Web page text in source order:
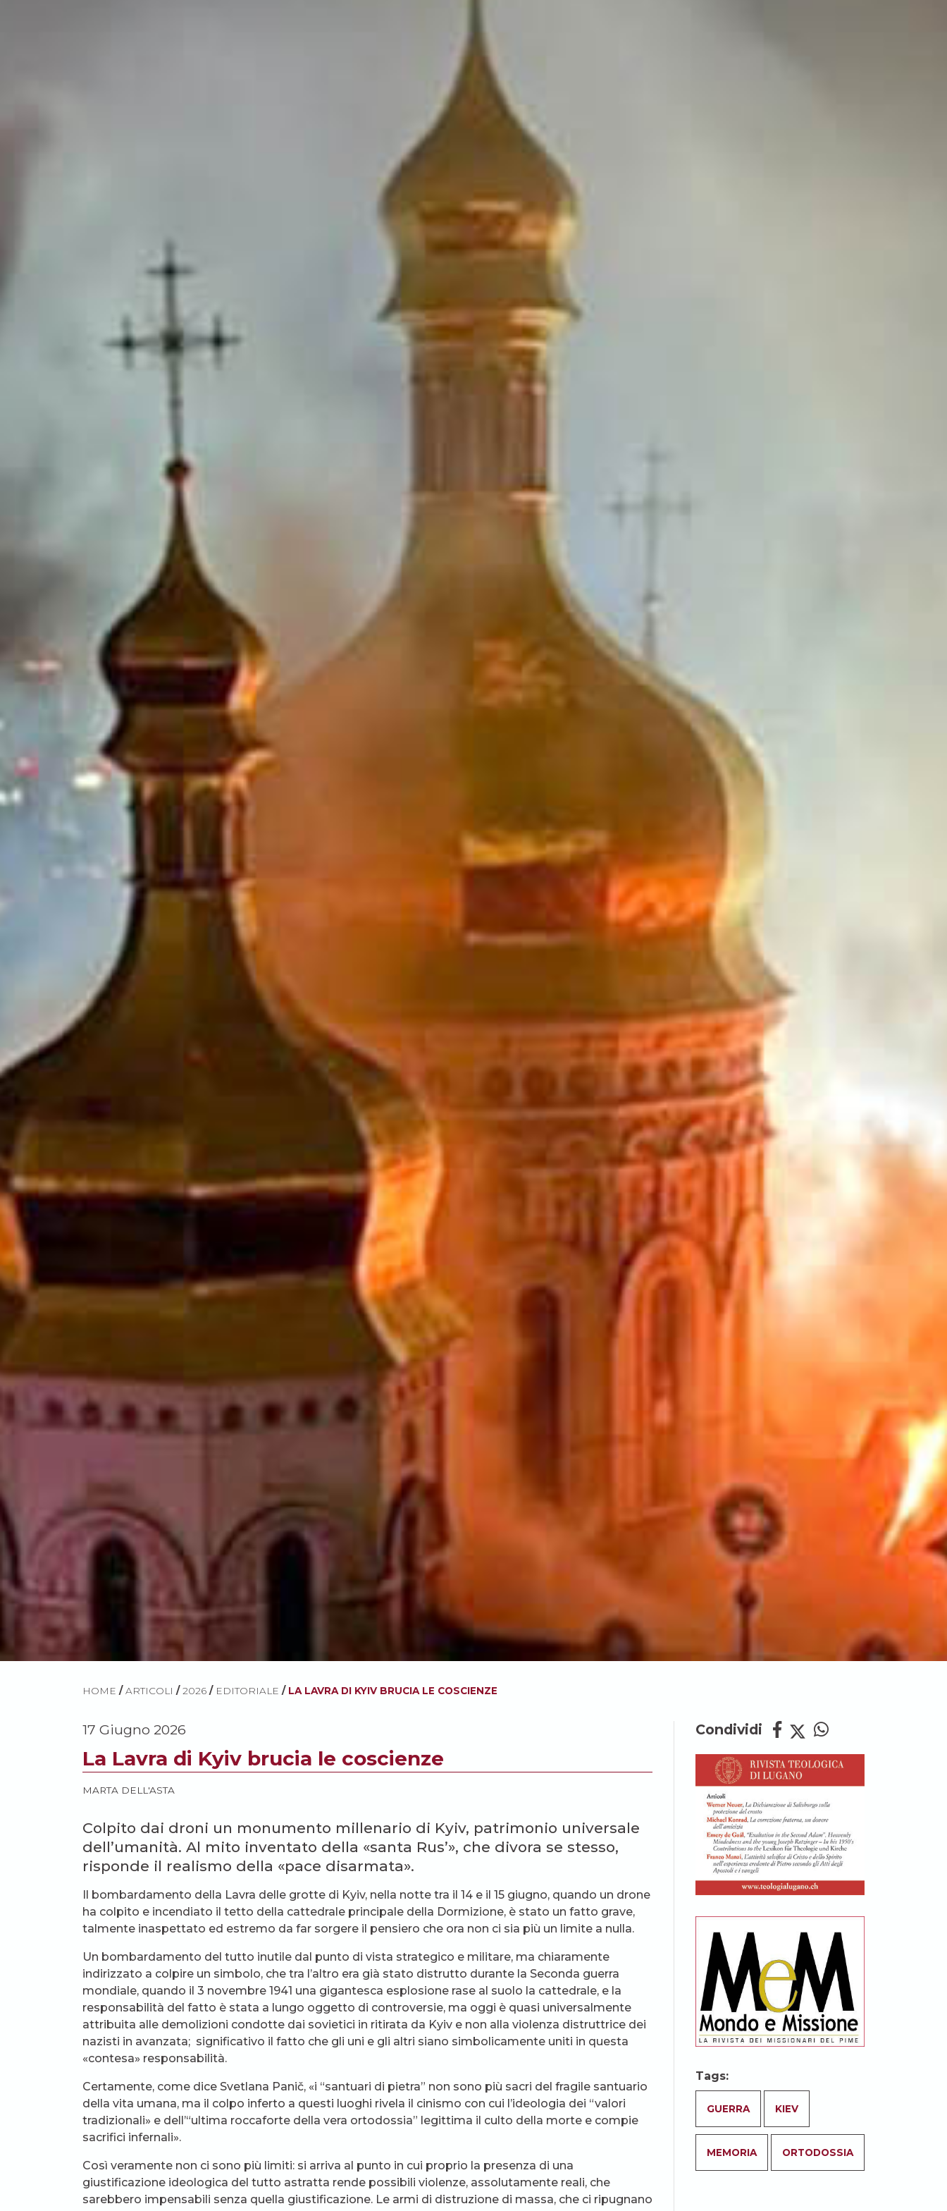
HOME / ARTICOLI / 2026 / EDITORIALE / LA LAVRA DI KYIV BRUCIA LE COSCIENZE
17 Giugno 2026
La Lavra di Kyiv brucia le coscienze
MARTA DELL'ASTA
Colpito dai droni un monumento millenario di Kyiv, patrimonio universale
dell’umanità. Al mito inventato della «santa Rus’», che divora se stesso,
risponde il realismo della «pace disarmata».
Il bombardamento della Lavra delle grotte di Kyiv, nella notte tra il 14 e il 15 giugno, quando un drone
ha colpito e incendiato il tetto della cattedrale principale della Dormizione, è stato un fatto grave,
talmente inaspettato ed estremo da far sorgere il pensiero che ora non ci sia più un limite a nulla.
Un bombardamento del tutto inutile dal punto di vista strategico e militare, ma chiaramente
indirizzato a colpire un simbolo, che tra l’altro era già stato distrutto durante la Seconda guerra
mondiale, quando il 3 novembre 1941 una gigantesca esplosione rase al suolo la cattedrale, e la
responsabilità del fatto è stata a lungo oggetto di controversie, ma oggi è quasi universalmente
attribuita alle demolizioni condotte dai sovietici in ritirata da Kyiv e non alla violenza distruttrice dei
nazisti in avanzata; significativo il fatto che gli uni e gli altri siano simbolicamente uniti in questa
«contesa» responsabilità.
Certamente, come dice Svetlana Panič, «i “santuari di pietra” non sono più sacri del fragile santuario
della vita umana, ma il colpo inferto a questi luoghi rivela il cinismo con cui l’ideologia dei “valori
tradizionali» e dell’“ultima roccaforte della vera ortodossia” legittima il culto della morte e compie
sacrifici infernali».
Così veramente non ci sono più limiti: si arriva al punto in cui proprio la presenza di una
giustificazione ideologica del tutto astratta rende possibili violenze, assolutamente reali, che
sarebbero impensabili senza quella giustificazione. Le armi di distruzione di massa, che ci ripugnano
Condividi
Tags:
GUERRA KIEV
MEMORIA ORTODOSSIA